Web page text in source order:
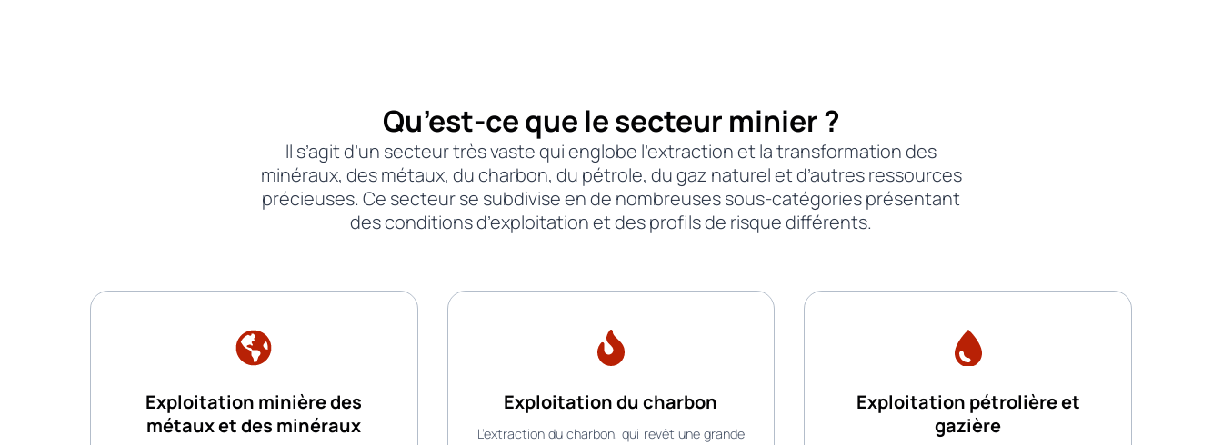
Qu’est-ce que le secteur minier ?
Il s’agit d’un secteur très vaste qui englobe l’extraction et la transformation des
minéraux, des métaux, du charbon, du pétrole, du gaz naturel et d’autres ressources
précieuses. Ce secteur se subdivise en de nombreuses sous-catégories présentant
des conditions d’exploitation et des profils de risque différents.
Exploitation minière des
métaux et des minéraux
Exploitation du charbon
L’extraction du charbon, qui revêt une grande
Exploitation pétrolière et
gazière